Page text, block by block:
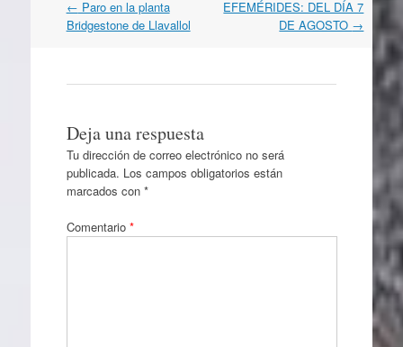
Navegación
por
← Paro en la planta
Bridgestone de Llavallol
EFEMÉRIDES: DEL DÍA 7
DE AGOSTO →
Deja una respuesta
Tu dirección de correo electrónico no será
publicada. Los campos obligatorios están
marcados con *
Comentario *